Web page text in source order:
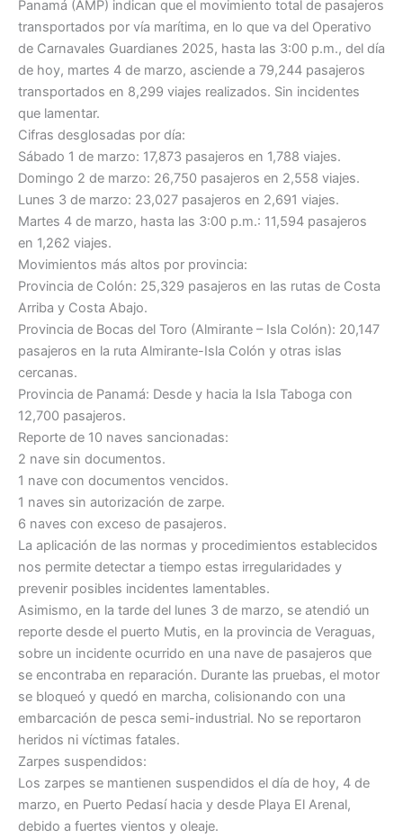
Panamá (AMP) indican que el movimiento total de pasajeros
transportados por vía marítima, en lo que va del Operativo
de Carnavales Guardianes 2025, hasta las 3:00 p.m., del día
de hoy, martes 4 de marzo, asciende a 79,244 pasajeros
transportados en 8,299 viajes realizados. Sin incidentes
que lamentar.
Cifras desglosadas por día:
Sábado 1 de marzo: 17,873 pasajeros en 1,788 viajes.
Domingo 2 de marzo: 26,750 pasajeros en 2,558 viajes.
Lunes 3 de marzo: 23,027 pasajeros en 2,691 viajes.
Martes 4 de marzo, hasta las 3:00 p.m.: 11,594 pasajeros
en 1,262 viajes.
Movimientos más altos por provincia:
Provincia de Colón: 25,329 pasajeros en las rutas de Costa
Arriba y Costa Abajo.
Provincia de Bocas del Toro (Almirante – Isla Colón): 20,147
pasajeros en la ruta Almirante-Isla Colón y otras islas
cercanas.
Provincia de Panamá: Desde y hacia la Isla Taboga con
12,700 pasajeros.
Reporte de 10 naves sancionadas:
2 nave sin documentos.
1 nave con documentos vencidos.
1 naves sin autorización de zarpe.
6 naves con exceso de pasajeros.
La aplicación de las normas y procedimientos establecidos
nos permite detectar a tiempo estas irregularidades y
prevenir posibles incidentes lamentables.
Asimismo, en la tarde del lunes 3 de marzo, se atendió un
reporte desde el puerto Mutis, en la provincia de Veraguas,
sobre un incidente ocurrido en una nave de pasajeros que
se encontraba en reparación. Durante las pruebas, el motor
se bloqueó y quedó en marcha, colisionando con una
embarcación de pesca semi-industrial. No se reportaron
heridos ni víctimas fatales.
Zarpes suspendidos:
Los zarpes se mantienen suspendidos el día de hoy, 4 de
marzo, en Puerto Pedasí hacia y desde Playa El Arenal,
debido a fuertes vientos y oleaje.